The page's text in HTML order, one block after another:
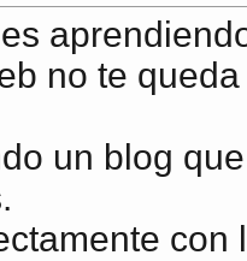
no te
un blog